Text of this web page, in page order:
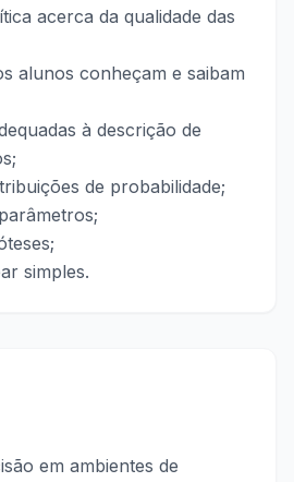
acerca da qualidade das
alunos conheçam e saibam
à descrição de
de probabilidade;
simples.
em ambientes de